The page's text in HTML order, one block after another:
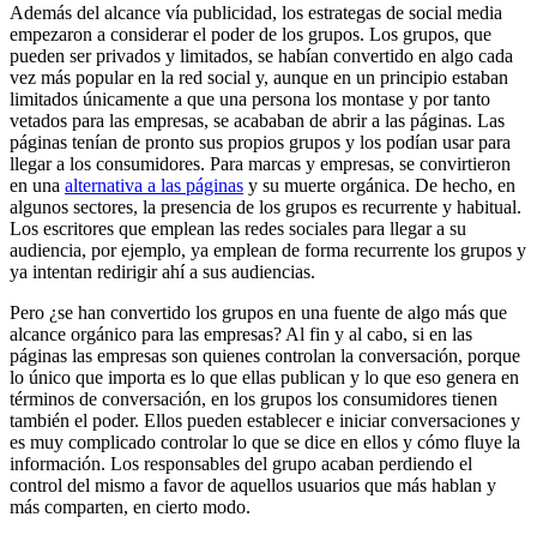
Además del alcance vía publicidad, los estrategas de social media
empezaron a considerar el poder de los grupos. Los grupos, que
pueden ser privados y limitados, se habían convertido en algo cada
vez más popular en la red social y, aunque en un principio estaban
limitados únicamente a que una persona los montase y por tanto
vetados para las empresas, se acababan de abrir a las páginas. Las
páginas tenían de pronto sus propios grupos y los podían usar para
llegar a los consumidores. Para marcas y empresas, se convirtieron
en una alternativa a las páginas y su muerte orgánica. De hecho, en
algunos sectores, la presencia de los grupos es recurrente y habitual.
Los escritores que emplean las redes sociales para llegar a su
audiencia, por ejemplo, ya emplean de forma recurrente los grupos y
ya intentan redirigir ahí a sus audiencias.
Pero ¿se han convertido los grupos en una fuente de algo más que
alcance orgánico para las empresas? Al fin y al cabo, si en las
páginas las empresas son quienes controlan la conversación, porque
lo único que importa es lo que ellas publican y lo que eso genera en
términos de conversación, en los grupos los consumidores tienen
también el poder. Ellos pueden establecer e iniciar conversaciones y
es muy complicado controlar lo que se dice en ellos y cómo fluye la
información. Los responsables del grupo acaban perdiendo el
control del mismo a favor de aquellos usuarios que más hablan y
más comparten, en cierto modo.